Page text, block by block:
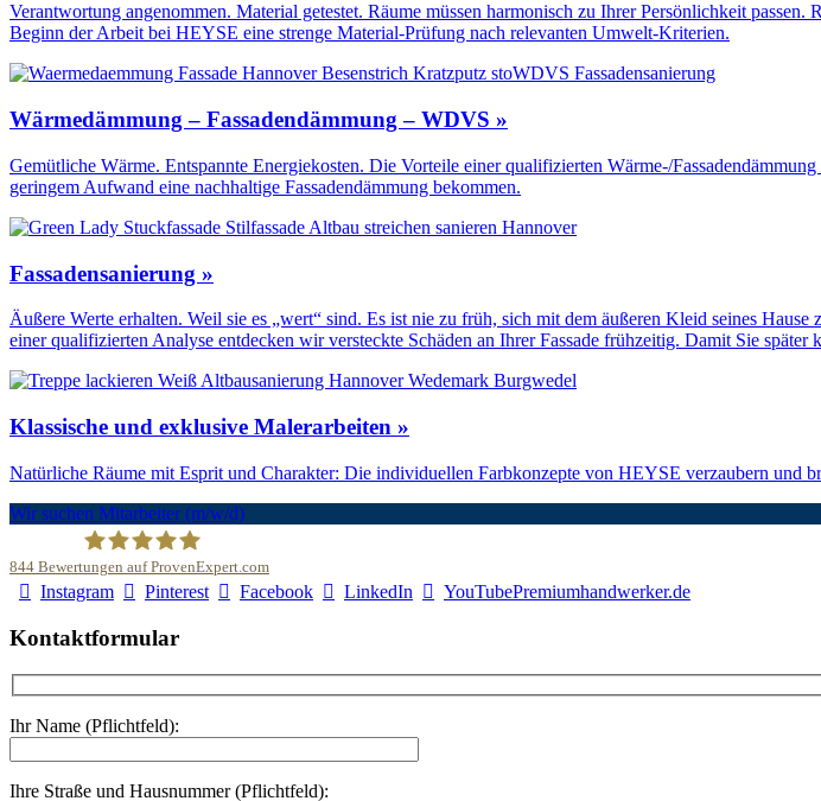
Verantwortung angenommen. Material getestet. Räume müssen harmonisch zu Ihrer Persönlichkeit
Beginn der Arbeit bei HEYSE eine strenge Material-Prüfung nach relevanten Umwelt-Kriterien.
Wärmedämmung – Fassadendämmung – WDVS »
Gemütliche Wärme. Entspannte Energiekosten. Die Vorteile einer qualifizierten Wärme-/
geringem Aufwand eine nachhaltige Fassadendämmung bekommen.
Fassadensanierung »
Äußere Werte erhalten. Weil sie es „wert“ sind. Es ist nie zu früh, sich mit dem äußeren Kleid seines
einer qualifizierten Analyse entdecken wir versteckte Schäden an Ihrer Fassade frühzeitig. Damit Sie später
Klassische und exklusive Malerarbeiten »
Natürliche Räume mit Esprit und Charakter: Die individuellen Farbkonzepte von HEYSE verzaubern
Wir suchen Mitarbeiter (m/w/d)
844 Bewertungen auf ProvenExpert.com
Instagram Pinterest Facebook LinkedIn YouTubePremiumhandwerker.de
Kontaktformular
Ihr Name (Pflichtfeld):
Ihre Straße und Hausnummer (Pflichtfeld):